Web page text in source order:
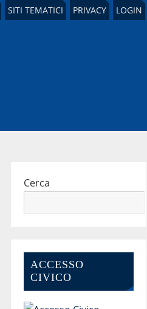
SITI TEMATICI PRIVACY LOGIN
Cerca
ACCESSO
CIVICO